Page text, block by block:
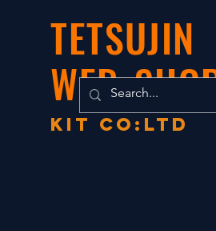
TETSUJIN
WEB-
KIT co:LTD